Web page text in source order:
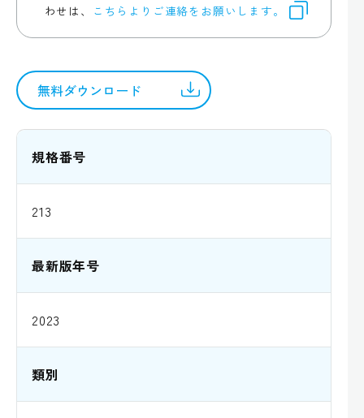
わせは、
こちらよりご連絡をお願いします。
無料ダウンロード
規格番号
213
最新版年号
2023
類別